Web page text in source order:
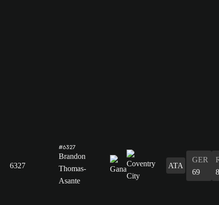
6327
#6327
Brandon
Thomas-
Asante
ATA
GER
69